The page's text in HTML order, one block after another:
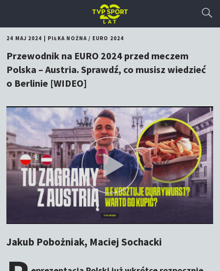
24 MAJ 2024 PIŁKA NOŻNA/ EURO 2024
Przewodnik na EURO 2024 przed meczem
Polska – Austria. Sprawdź, co musisz wiedzieć
o Berlinie [WIDEO]
Jakub Pobożniak, Maciej Sochacki